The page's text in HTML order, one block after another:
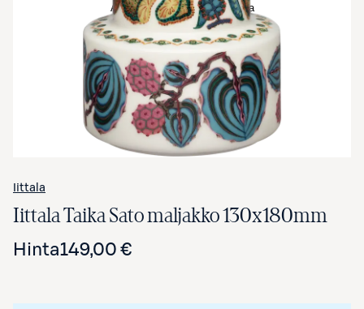
Avaa tuotekuva suurennettuna
Iittala
Iittala Taika Sato maljakko 130x180mm
Hinta149,00 €